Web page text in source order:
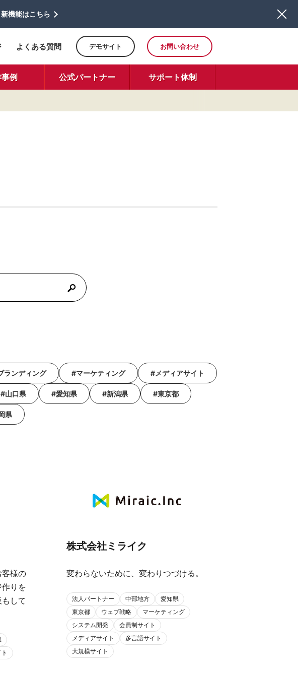
新機能はこちら
よくある質問 デモサイト お問い合わせ
例 公式パートナー サポート体制
ランディング #マーケティング #メディアサイト
#山口県 #愛知県 #新潟県 #東京都
県
客様の
りを
して
株式会社ミライク
変わらないために、変わりつづける。
法人パートナー 中部地方
愛知県
東京都
ウェブ戦略
マーケティング
システム開発
会員制サイト
メディアサイト
多言語サイト
大規模サイト